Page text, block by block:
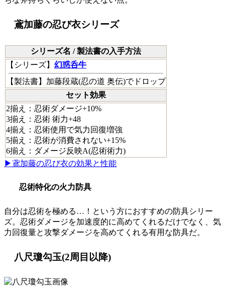
鳶加藤の忍び衣シリーズ
シリーズ名 / 製法書の入手方法
【 シリーズ】 幻惑呑牛
【製法書】加藤段蔵(忍の道 奥伝)でドロップ
セット効果
2揃え：忍術ダメージ+10%
3揃え：忍術 術力+48
4揃え：忍術使用で気力回復増強
5揃え：忍術が消費されない+15%
6揃え：ダメージ反映A(忍術術力)
▶鳶加藤の忍び衣の効果と性能
忍術特化の火力防具
自分は忍術を極める…！という方におすすめの防具シリー
ズ。忍術ダメージを加速度的に高めてくれるだけでなく、気
力回復量と攻撃ダメージを高めてくれる有用な防具だ。
八尺瓊勾玉(2周目以降)